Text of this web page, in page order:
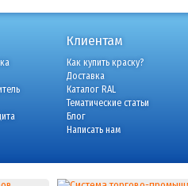
Клиентам
Как купить краску?
Доставка
Каталог RAL
Тематические статьи
Блог
Написать нам